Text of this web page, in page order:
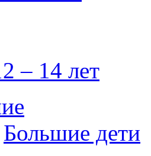
– 14 лет
Большие дети